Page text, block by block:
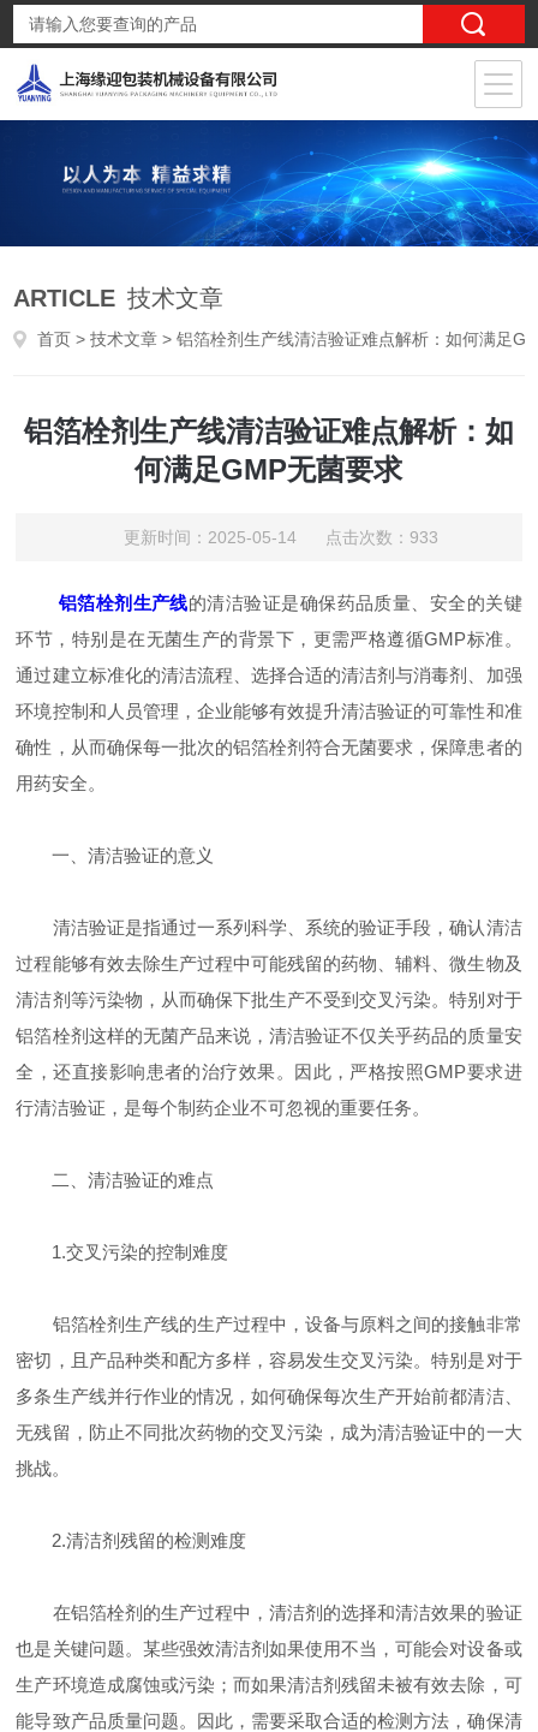
ARTICLE 技术文章
首页 >技术文章 > 铝箔栓剂生产线清洁验证难点解析：如何满足GMP无菌要求
铝箔栓剂生产线清洁验证难点解析：如
何满足GMP无菌要求
更新时间：2025-05-14 点击次数：933
铝箔栓剂生产线的清洁验证是确保药品质量、安全的关键
环节，特别是在无菌生产的背景下，更需严格遵循GMP标准。
通过建立标准化的清洁流程、选择合适的清洁剂与消毒剂、加强
环境控制和人员管理，企业能够有效提升清洁验证的可靠性和准
确性，从而确保每一批次的铝箔栓剂符合无菌要求，保障患者的
用药安全。
一、清洁验证的意义
清洁验证是指通过一系列科学、系统的验证手段，确认清洁
过程能够有效去除生产过程中可能残留的药物、辅料、微生物及
清洁剂等污染物，从而确保下批生产不受到交叉污染。特别对于
铝箔栓剂这样的无菌产品来说，清洁验证不仅关乎药品的质量安
全，还直接影响患者的治疗效果。因此，严格按照GMP要求进
行清洁验证，是每个制药企业不可忽视的重要任务。
二、清洁验证的难点
1.交叉污染的控制难度
铝箔栓剂生产线的生产过程中，设备与原料之间的接触非常
密切，且产品种类和配方多样，容易发生交叉污染。特别是对于
多条生产线并行作业的情况，如何确保每次生产开始前都清洁、
无残留，防止不同批次药物的交叉污染，成为清洁验证中的一大
挑战。
2.清洁剂残留的检测难度
在铝箔栓剂的生产过程中，清洁剂的选择和清洁效果的验证
也是关键问题。某些强效清洁剂如果使用不当，可能会对设备或
生产环境造成腐蚀或污染；而如果清洁剂残留未被有效去除，可
能导致产品质量问题。因此，需要采取合适的检测方法，确保清